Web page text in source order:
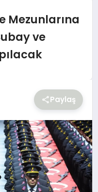
Mezunlarına
ve
Paylaş